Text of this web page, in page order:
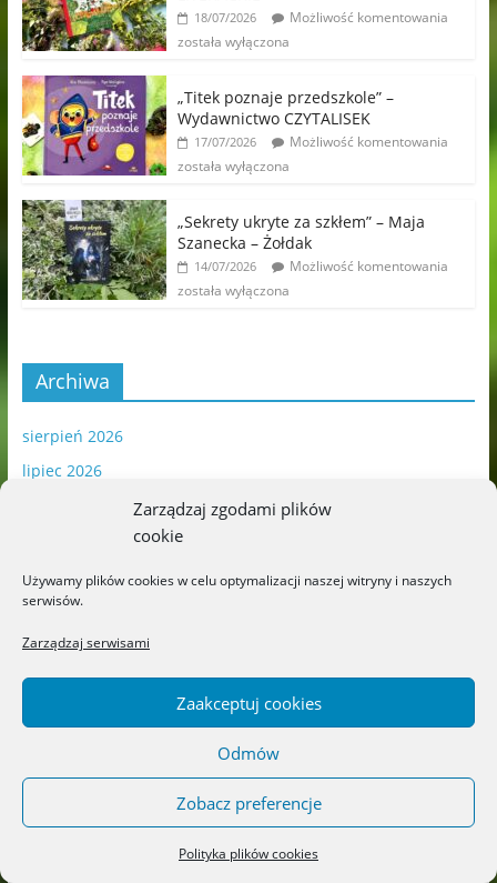
Zarządzaj zgodami plików
cookie
Używamy plików cookies w celu optymalizacji naszej witryny i naszych
serwisów.
Zarządzaj serwisami
Zaakceptuj cookies
Odmów
Zobacz preferencje
Polityka plików cookies
18/07/2026
Możliwość komentowania
została wyłączona
„Titek poznaje przedszkole” –
Wydawnictwo CZYTALISEK
17/07/2026
Możliwość komentowania
została wyłączona
„Sekrety ukryte za szkłem” – Maja
Szanecka – Żołdak
14/07/2026
Możliwość komentowania
została wyłączona
Archiwa
sierpień 2026
lipiec 2026
kwiecień 2026
marzec 2026
luty 2026
styczeń 2026
październik 2025